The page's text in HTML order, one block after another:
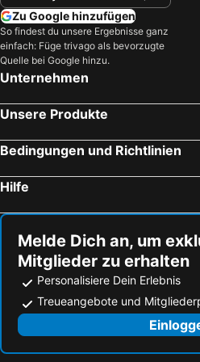
Psirri
Kalamitsi
Fetiye Mosque
Hafen Zakynthos
Flughafen Kalamata
Strand Voidokilia
Omonia
Aegina Port
Agios Nikitas Beach
Α Beach Voula
Skiathos Port
23rd of March Square
Ermou
Agios Gerasimos
Χylokastro
Zu Google hinzufügen
So findest du unsere Ergebnisse ganz
einfach: Füge trivago als bevorzugte
Quelle bei Google hinzu.
Unternehmen
Unsere Produkte
Bedingungen und Richtlinien
Hilfe
Melde Dich an, um
Mitglieder zu erhalten
Personalisiere Dein Erlebnis
Treueangebote und